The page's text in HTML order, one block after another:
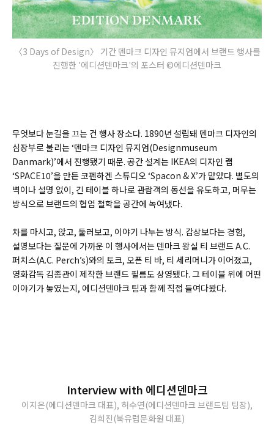
〈3 Days of Design〉 기간 덴마크 디자인 뮤지엄에서 브랜드 행사를
진행한 '에디션덴마크'의 포스터 ©에디션덴마크
무엇보다 눈길을 끄는 건 행사 장소다. 1890년 설립돼 덴마크 디자인의
심장부로 불리는 ‘덴마크 디자인 뮤지엄(Designmuseum
Danmark)’에서 진행됐기 때문. 공간 설계는 IKEA의 디자인 랩
‘SPACE10’을 만든 코펜하겐 스튜디오 ‘Spacon & X’가 맡았다. 별도의
벽이나 설명 없이, 긴 테이블 하나로 관람객의 동선을 유도하고, 머무는
방식으로 브랜드의 협업 철학을 공간에 녹여냈다.
차를 마시고, 앉고, 둘러보고, 이야기 나누는 방식. 감상보다는 경험,
설명보다는 질문에 가까운 이 행사에서는 덴마크 왕실 티 브랜드 A.C.
퍼치스(A.C. Perch’s)와의 토크, 오픈 티 바, 티 세리머니가 이어졌고,
영화감독 김종관이 제작한 브랜드 필름도 상영됐다. 그 테이블 위에 어떤
이야기가 놓였는지, 에디션덴마크 팀과 함께 직접 들여다봤다.
Interview with 에디션덴마크
이지은(에디션덴마크 대표), 허수연(에디션덴마크 브랜드팀 팀장),
김희진(북유럽문화원 대표)